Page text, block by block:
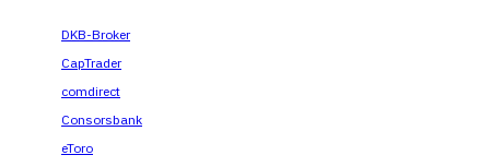
DKB-Broker
CapTrader
comdirect
Consorsbank
eToro